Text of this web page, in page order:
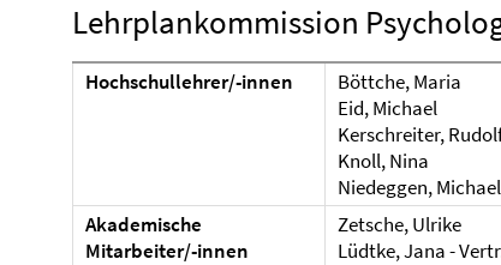
Lehrplankommission
Hochschullehrer/-innen
Böttche, Maria
Eid, Michael
Kerschreiter,
Knoll, Nina
Niedeggen, Michael
Akademische
Mitarbeiter/-innen
Zetsche, Ulrike
Lüdtke, Jana -